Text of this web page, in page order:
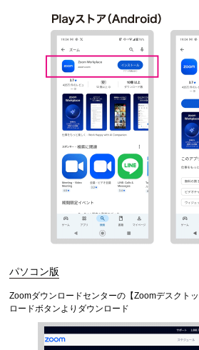
パソコン版
Zoomダウンロードセンターの【Zoomデスクト
ロードボタンよりダウンロード